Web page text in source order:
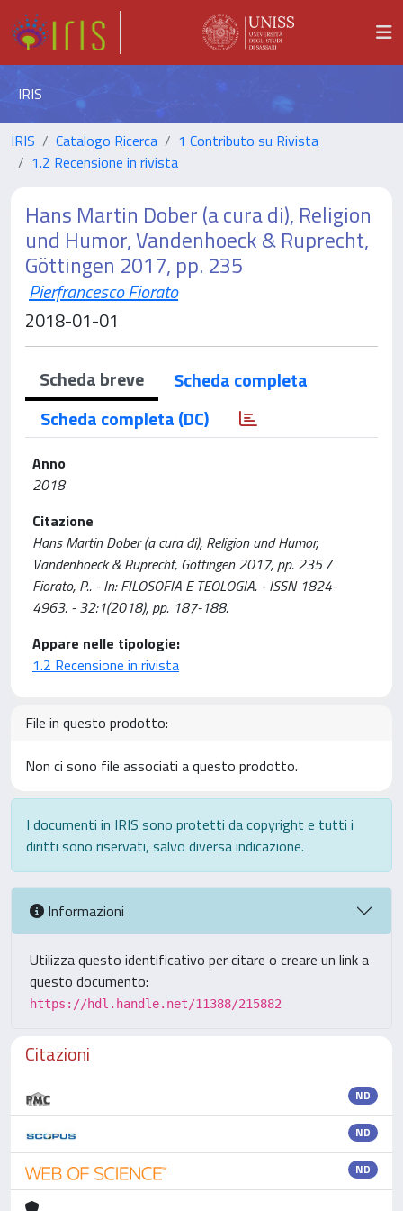
IRIS
IRIS Catalogo Ricerca
1 Contributo su Rivista
1.2 Recensione in rivista
Hans Martin Dober (a cura di), Religion
und Humor, Vandenhoeck & Ruprecht,
Göttingen 2017, pp. 235
Pierfrancesco Fiorato
2018-01-01
Scheda breve
Scheda completa
Scheda completa (DC)
Anno
2018
Citazione
Hans Martin Dober (a cura di), Religion und Humor,
Vandenhoeck & Ruprecht, Göttingen 2017, pp. 235 /
Fiorato, P.. - In: FILOSOFIA E TEOLOGIA. - ISSN 1824-
4963. - 32:1(2018), pp. 187-188.
Appare nelle tipologie:
1.2 Recensione in rivista
File in questo prodotto:
Non ci sono file associati a questo prodotto.
I documenti in IRIS sono protetti da copyright e tutti i
diritti sono riservati, salvo diversa indicazione.
Informazioni
Utilizza questo identificativo per citare o creare un link a
questo documento:
https://hdl.handle.net/11388/215882
Citazioni
ND
ND
ND